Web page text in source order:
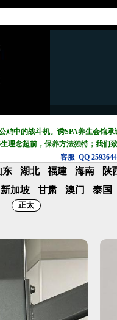
中的战斗机。诱SPA养生会
理念超前，保养方法独特；我们
客服 QQ
东 湖北 福建 海南 陕
新加坡 甘肃 澳门 泰国